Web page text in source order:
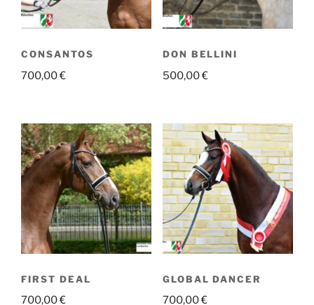
CONSANTOS
700,00€
DON BELLINI
500,00€
FIRST DEAL
700,00€
GLOBAL DANCER
700,00€